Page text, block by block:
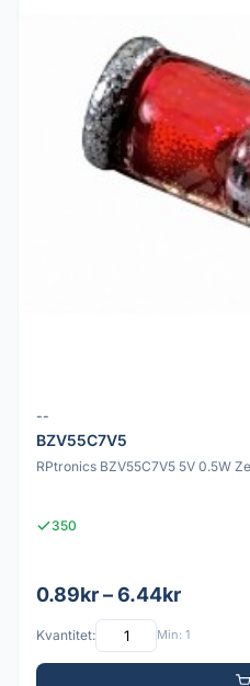
--
BZV55C7V5
RPtronics BZV55C7V5 5V 0.5W
350
0.89kr – 6.44kr
Kvantitet: Min: 1